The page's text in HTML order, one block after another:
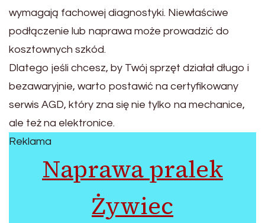
wymagają fachowej diagnostyki. Niewłaściwe
podłączenie lub naprawa może prowadzić do
kosztownych szkód.
Dlatego jeśli chcesz, by Twój sprzęt działał długo i
bezawaryjnie, warto postawić na certyfikowany
serwis AGD, który zna się nie tylko na mechanice,
ale też na elektronice.
Reklama
Naprawa pralek
Żywiec